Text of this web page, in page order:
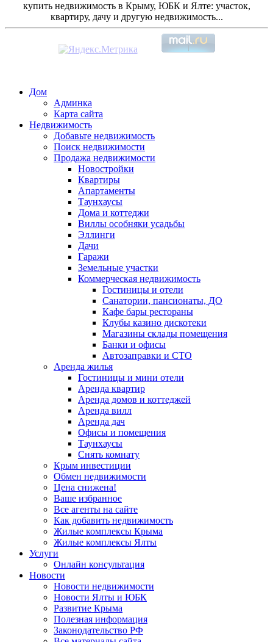
купить недвижимость в Крыму, ЮБК и Ялте: участок,
квартиру, дачу и другую недвижимость...
Дом
Админка
Карта сайта
Недвижимость
Добавьте недвижимость
Поиск недвижимости
Продажа недвижимости
Новостройки
Квартиры
Апартаменты
Таунхаусы
Дома и коттеджи
Виллы особняки усадьбы
Эллинги
Дачи
Гаражи
Земельные участки
Коммерческая недвижимость
Гостиницы и отели
Санатории, пансионаты, ДО
Кафе бары рестораны
Клубы казино дискотеки
Магазины склады помещения
Банки и офисы
Автозаправки и СТО
Аренда жилья
Гостиницы и мини отели
Аренда квартир
Аренда домов и коттеджей
Аренда вилл
Аренда дач
Офисы и помещения
Таунхаусы
Снять комнату
Крым инвестиции
Обмен недвижимости
Цена снижена!
Ваше избранное
Все агенты на сайте
Как добавить недвижимость
Жилые комплексы Крыма
Жилые комплексы Ялты
Услуги
Онлайн консультация
Новости
Новости недвижимости
Новости Ялты и ЮБК
Развитие Крыма
Полезная информация
Законодательство РФ